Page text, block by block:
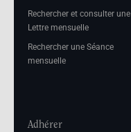
Rechercher et consulter une
Lettre mensuelle
Rechercher une Séance
mensuelle
Adhérer